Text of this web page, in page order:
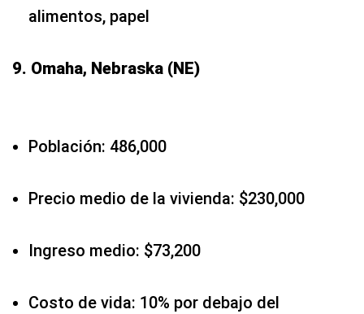
alimentos, papel
9. Omaha, Nebraska (NE)
Población: 486,000
Precio medio de la vivienda: $230,000
Ingreso medio: $73,200
Costo de vida: 10% por debajo del